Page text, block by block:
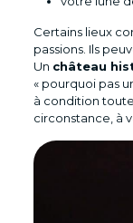
Certains lieux
passions. Ils
Un château
« pourquoi pas
à condition
circonstance, à